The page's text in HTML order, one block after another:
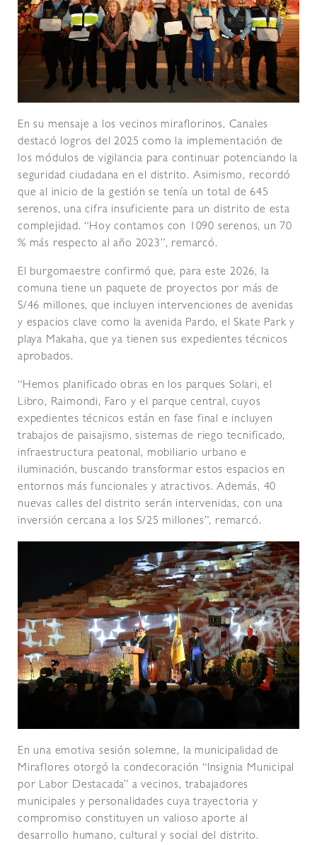
En su mensaje a los vecinos miraflorinos, Canales
destacó logros del 2025 como la implementación de
los módulos de vigilancia para continuar potenciando la
seguridad ciudadana en el distrito. Asimismo, recordó
que al inicio de la gestión se tenía un total de 645
serenos, una cifra insuficiente para un distrito de esta
complejidad. “Hoy contamos con 1090 serenos, un 70
% más respecto al año 2023”, remarcó.
El burgomaestre confirmó que, para este 2026, la
comuna tiene un paquete de proyectos por más de
S/46 millones, que incluyen intervenciones de avenidas
y espacios clave como la avenida Pardo, el Skate Park y
playa Makaha, que ya tienen sus expedientes técnicos
aprobados.
“Hemos planificado obras en los parques Solari, el
Libro, Raimondi, Faro y el parque central, cuyos
expedientes técnicos están en fase final e incluyen
trabajos de paisajismo, sistemas de riego tecnificado,
infraestructura peatonal, mobiliario urbano e
iluminación, buscando transformar estos espacios en
entornos más funcionales y atractivos. Además, 40
nuevas calles del distrito serán intervenidas, con una
inversión cercana a los S/25 millones”, remarcó.
En una emotiva sesión solemne, la municipalidad de
Miraflores otorgó la condecoración “Insignia Municipal
por Labor Destacada” a vecinos, trabajadores
municipales y personalidades cuya trayectoria y
compromiso constituyen un valioso aporte al
desarrollo humano, cultural y social del distrito.